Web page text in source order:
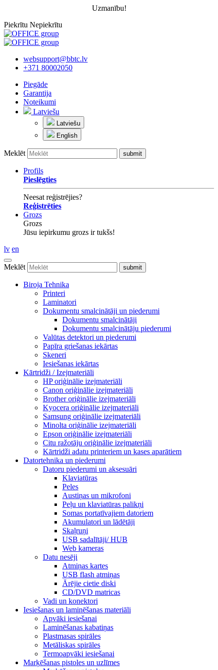
Uzmanību!
Piekrītu Nepiekrītu
websupport@bbtc.lv
+371 80002050
Piegāde
Garantija
Noteikumi
Latviešu
Latviešu
English
Meklēt
Profils
Pieslēgties
Neesat reģistrējies?
Reģistrēties
Grozs
Grozs
Jūsu iepirkumu grozs ir tukšs!
lv en
Meklēt
Biroja Tehnika
Printeri
Laminatori
Dokumentu smalcinātāji un piederumi
Dokumentu smalcinātāji
Dokumentu smalcinātāju piederumi
Valūtas detektori un piederumi
Papīra griešanas iekārtas
Skeneri
Iesiešanas iekārtas
Kārtridži / Izejmateriāli
HP oriģinālie izejmateriāli
Canon oriģinālie izejmateriāli
Brother oriģinālie izejmateriāli
Kyocera oriģinālie izejmateriāli
Samsung oriģinālie izejmateriāli
Minolta oriģinālie izejmateriāli
Epson oriģinālie izejmateriāli
Citu ražotāju oriģinālie izejmateriāli
Kārtridži adatu printeriem un kases aparātiem
Datortehnika un piederumi
Datoru piederumi un aksesuāri
Klaviatūras
Peles
Austiņas un mikrofoni
Peļu un klaviatūras palikņi
Somas portatīvajiem datoriem
Akumulatori un lādētāji
Skaļruņi
USB sadalītāji/ HUB
Web kameras
Datu nesēji
Atmiņas kartes
USB flash atmiņas
Ārējie cietie diski
CD/DVD matricas
Vadi un konektori
Iesiešanas un laminēšanas materiāli
Apvāki iesiešanai
Laminēšanas kabatiņas
Plastmasas spirāles
Metāliskas spirāles
Termoapvāki iesiešanai
Marķēšanas pistoles un uzlīmes